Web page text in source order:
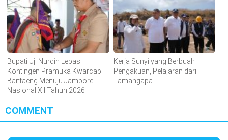
Bupati Uji Nurdin Lepas
Kontingen Pramuka Kwarcab
Bantaeng Menuju Jambore
Nasional XII Tahun 2026
Kerja Sunyi yang Berbuah
Pengakuan, Pelajaran dari
Tamangapa
COMMENT